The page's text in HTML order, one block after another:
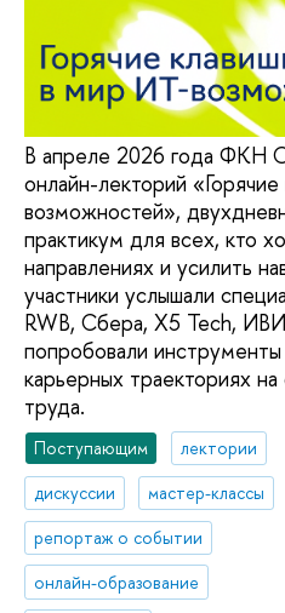
В апреле 2026 года ФКН
онлайн-лекторий
возможностей»,
практикум для всех, кто
направлениях и усилить
участники услышали
RWB, Сбера, X5 Tech,
попробовали
карьерных траекториях
труда.
Поступающим
лектории
дискуссии
мастер-классы
репортаж о событии
онлайн-образование